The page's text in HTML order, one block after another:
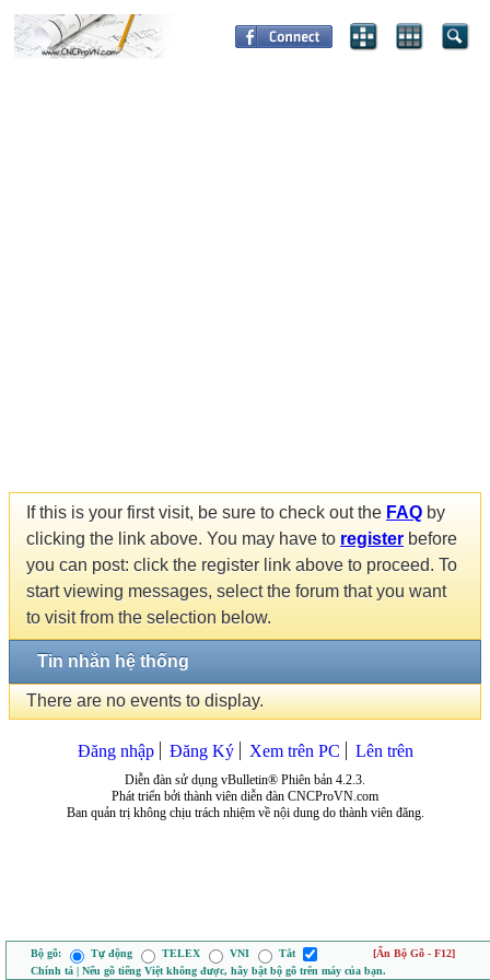
If this is your first visit, be sure to check out the FAQ by
clicking the link above. You may have to register before
you can post: click the register link above to proceed. To
start viewing messages, select the forum that you want
to visit from the selection below.
Tin nhắn hệ thống
There are no events to display.
Đăng nhập Đăng Ký Xem trên PC Lên trên
Diễn đàn sử dụng vBulletin® Phiên bản 4.2.3.
Phát triển bởi thành viên diễn đàn CNCProVN.com
Ban quản trị không chịu trách nhiệm về nội dung do thành viên đăng.
Bộ gõ: Tự động TELEX VNI Tắt
[Ẩn Bộ Gõ - F12]
Chính tả | Nếu gõ tiếng Việt không được, hãy bật bộ gõ trên máy của bạn.